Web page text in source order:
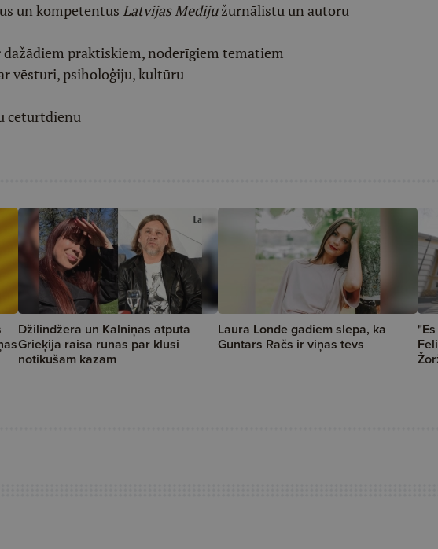
un kompetentus Latvijas Medijužurnālistu un autoru
praktiskiem, noderīgiem tematiem
vēsturi, psiholoģiju, kultūru
ceturtdienu
Džilindžera un Kalniņas atpūta
Grieķijā raisa runas par klusi
notikušām kāzām
Laura Londe gadiem slēpa, ka
Guntars Račs ir viņas tēvs